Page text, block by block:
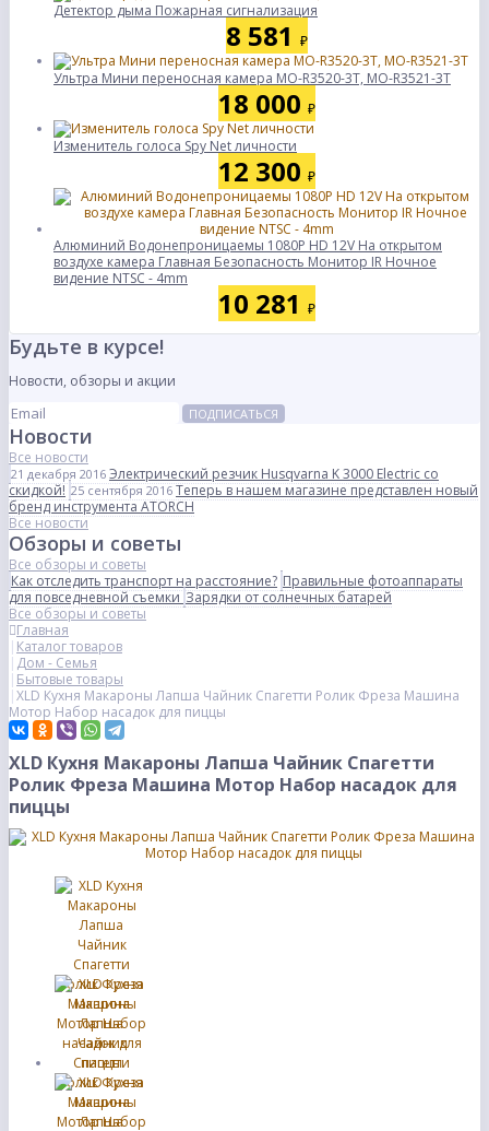
Детектор дыма Пожарная сигнализация
8 581 ₽
Ультра Мини переносная камера MO-R3520-3Т, МО-R3521-3Т
18 000 ₽
Изменитель голоса Spy Net личности
12 300 ₽
Алюминий Водонепроницаемы 1080P HD 12V На открытом
воздухе камера Главная Безопасность Монитор IR Ночное
видение NTSC - 4mm
10 281 ₽
Будьте в курсе!
Новости, обзоры и акции
ПОДПИСАТЬСЯ
Новости
Все новости
21 декабря 2016 Электрический резчик Husqvarna K 3000 Electric со
скидкой! 25 сентября 2016 Теперь в нашем магазине представлен новый
бренд инструмента ATORCH
Все новости
Обзоры и советы
Все обзоры и советы
Как отследить транспорт на расстояние? Правильные фотоаппараты
для повседневной съемкиЗарядки от солнечных батарей
Все обзоры и советы
Главная
Каталог товаров
Дом - Семья
Бытовые товары
XLD Кухня Макароны Лапша Чайник Спагетти Ролик Фреза Машина
Мотор Набор насадок для пиццы
XLD Кухня Макароны Лапша Чайник Спагетти
Ролик Фреза Машина Мотор Набор насадок для
пиццы